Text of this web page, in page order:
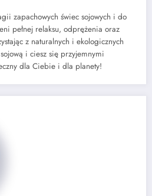
zapachowych świec sojowych i do
pełnej relaksu, odprężenia oraz
z naturalnych i ekologicznych
i ciesz się przyjemnymi
dla Ciebie i dla planety!